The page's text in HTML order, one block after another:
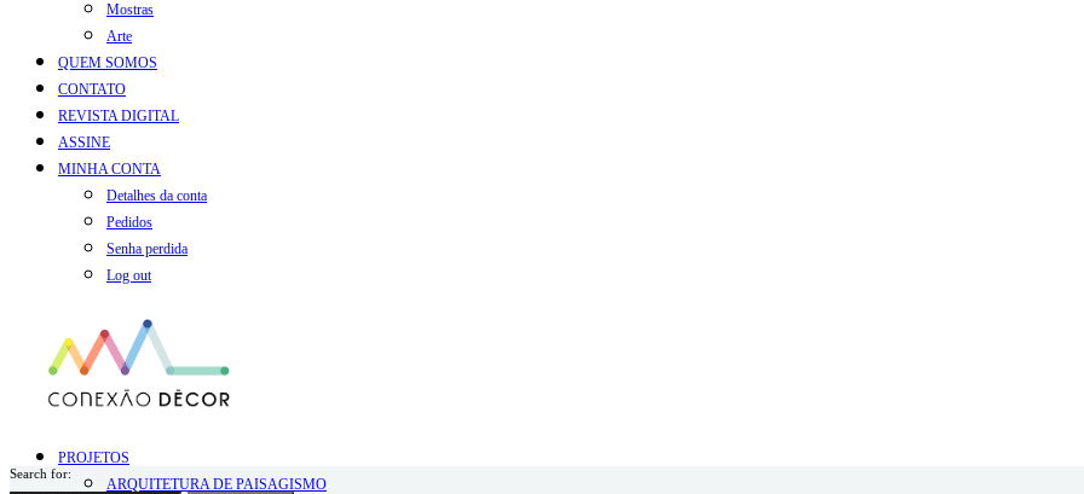
Mostras
Arte
QUEM SOMOS
CONTATO
REVISTA DIGITAL
ASSINE
MINHA CONTA
Detalhes da conta
Pedidos
Senha perdida
Log out
PROJETOS
ARQUITETURA DE PAISAGISMO
Search for: